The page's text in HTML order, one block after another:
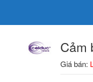
Cảm
Giá bán: